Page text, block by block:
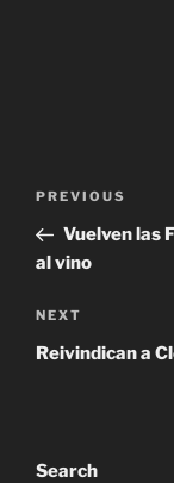
Previous
Post
PREVIOUS
Vuelven las
al vino
Next
Post
NEXT
Reivindican a
Search